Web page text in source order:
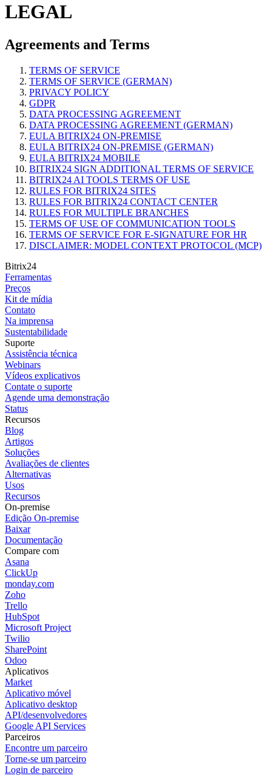
LEGAL
Agreements and Terms
TERMS OF SERVICE
TERMS OF SERVICE (GERMAN)
PRIVACY POLICY
GDPR
DATA PROCESSING AGREEMENT
DATA PROCESSING AGREEMENT (GERMAN)
EULA BITRIX24 ON-PREMISE
EULA BITRIX24 ON-PREMISE (GERMAN)
EULA BITRIX24 MOBILE
BITRIX24 SIGN ADDITIONAL TERMS OF SERVICE
BITRIX24 AI TOOLS TERMS OF USE
RULES FOR BITRIX24 SITES
RULES FOR BITRIX24 CONTACT CENTER
RULES FOR MULTIPLE BRANCHES
TERMS OF USE OF COMMUNICATION TOOLS
TERMS OF SERVICE FOR E-SIGNATURE FOR HR
DISCLAIMER: MODEL CONTEXT PROTOCOL (MCP)
Bitrix24
Ferramentas
Preços
Kit de mídia
Contato
Na imprensa
Sustentabilidade
Suporte
Assistência técnica
Webinars
Vídeos explicativos
Contate o suporte
Agende uma demonstração
Status
Recursos
Blog
Artigos
Soluções
Avaliações de clientes
Alternativas
Usos
Recursos
On-premise
Edição On-premise
Baixar
Documentação
Compare com
Asana
ClickUp
monday.com
Zoho
Trello
HubSpot
Microsoft Project
Twilio
SharePoint
Odoo
Aplicativos
Market
Aplicativo móvel
Aplicativo desktop
API/desenvolvedores
Google API Services
Parceiros
Encontre um parceiro
Torne-se um parceiro
Login de parceiro